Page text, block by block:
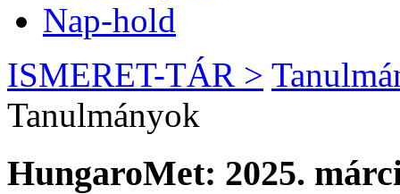
Nap-hold
ISMERET-TÁR >
Tanulmányok
HungaroMet: 2025.